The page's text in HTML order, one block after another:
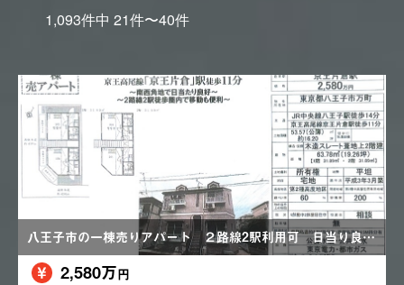
1,093件中 21件〜40件
八王子市の一棟売りアパート ２路線2駅利用可 日当り良好
2,580万円